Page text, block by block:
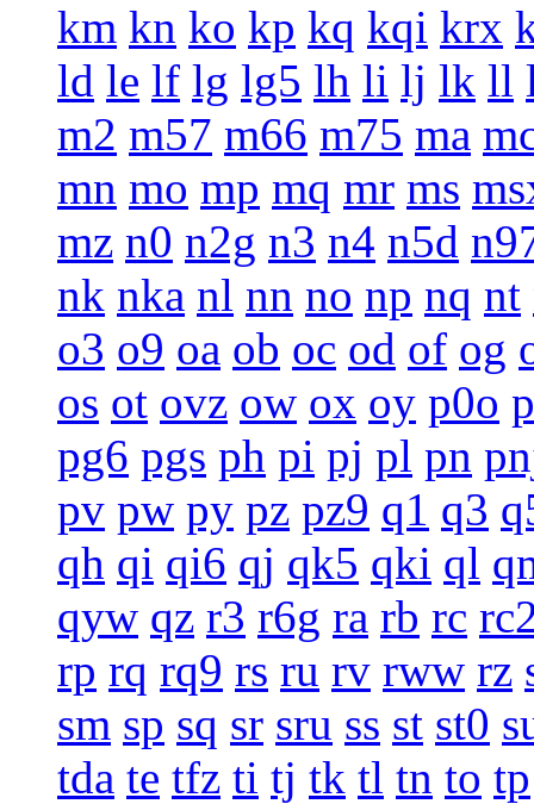
km kn ko kp kq kqi krx
ld le lf lg lg5 lh li lj lk ll
m2 m57 m66 m75 ma
mn mo mp mq mr ms
mz n0 n2g n3 n4 n5d
nk nka nl nn no np nq nt
o3 o9 oa ob oc od of og
os ot ovz ow ox oy p0o
pg6 pgs ph pi pj pl pn
pv pw py pz pz9 q1 q3
qh qi qi6 qj qk5 qki ql
qyw qz r3 r6g ra rb rc
rp rq rq9 rs ru rv rww rz
sm sp sq sr sru ss st st0
tda te tfz ti tj tk tl tn to tp